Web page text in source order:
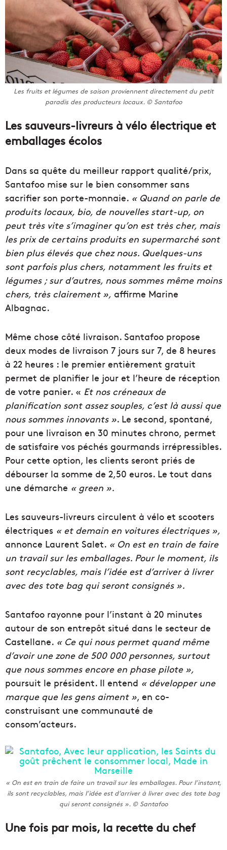
Les fruits et légumes de saison proviennent directement du petit
paradis des producteurs locaux. © Santafoo
Les sauveurs-livreurs à vélo électrique et
emballages écolos
Dans sa quête du meilleur rapport qualité/prix,
Santafoo mise sur le bien consommer sans
sacrifier son porte-monnaie. « Quand on parle de
produits locaux, bio, de nouvelles start-up, on
peut très vite s’imaginer qu’on est très cher, mais
les prix de certains produits en supermarché sont
bien plus élevés que chez nous. Quelques-uns
sont parfois plus chers, notamment les fruits et
légumes ; sur d’autres, nous sommes même moins
chers, très clairement », affirme Marine
Albagnac.
Même chose côté livraison. Santafoo propose
deux modes de livraison 7 jours sur 7, de 8 heures
à 22 heures : le premier entièrement gratuit
permet de planifier le jour et l’heure de réception
de votre panier. « Et nos créneaux de
planification sont assez souples, c’est là aussi que
nous sommes innovants ». Le second, spontané,
pour une livraison en 30 minutes chrono, permet
de satisfaire vos péchés gourmands irrépressibles.
Pour cette option, les clients seront priés de
débourser la somme de 2,50 euros. Le tout dans
une démarche « green ».
Les sauveurs-livreurs circulent à vélo et scooters
électriques « et demain en voitures électriques »,
annonce Laurent Salet. « On est en train de faire
un travail sur les emballages. Pour le moment, ils
sont recyclables, mais l’idée est d’arriver à livrer
avec des tote bag qui seront consignés ».
Santafoo rayonne pour l’instant à 20 minutes
autour de son entrepôt situé dans le secteur de
Castellane. « Ce qui nous permet quand même
d’avoir une zone de 500 000 personnes, surtout
que nous sommes encore en phase pilote »,
poursuit le président. Il entend « développer une
marque que les gens aiment », en co-
construisant une communauté de
consom’acteurs.
« On est en train de faire un travail sur les emballages. Pour l’instant,
ils sont recyclables, mais l’idée est d’arriver à livrer avec des tote bag
qui seront consignés ». © Santafoo
Une fois par mois, la recette du chef